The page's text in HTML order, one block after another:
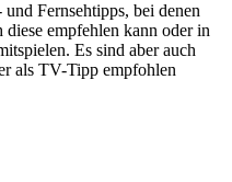
Fernsehtipps, bei denen
empfehlen kann oder in
Es sind aber auch
als TV-Tipp empfohlen